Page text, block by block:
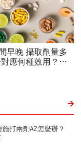
打兩劑AZ怎麼辦？